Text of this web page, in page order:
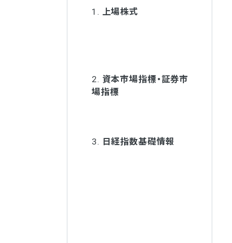
1. 上場株式
2. 資本市場指標・証券市
場指標
3. 日経指数基礎情報